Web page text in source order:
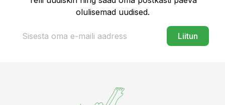
olulisemad uudised.
Liitun